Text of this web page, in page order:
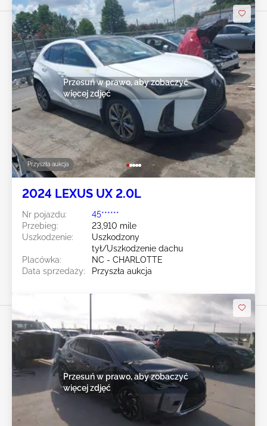
Przyszła aukcja
Przesuń w prawo, aby zobaczyć
więcej zdjęć
2024 LEXUS UX 2.0L
Nr pojazdu:
45******
Przebieg:
23,910 mile
Uszkodzenie:
Uszkodzony
tył/Uszkodzenie dachu
Placówka:
NC - CHARLOTTE
Data sprzedaży:
Przyszła aukcja
Przesuń w prawo, aby zobaczyć
więcej zdjęć